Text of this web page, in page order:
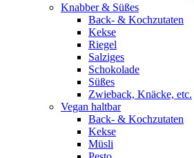
Knabber & Süßes
Back- & Kochzutaten
Kekse
Riegel
Salziges
Schokolade
Süßes
Zwieback, Knäcke, etc.
Vegan haltbar
Back- & Kochzutaten
Kekse
Müsli